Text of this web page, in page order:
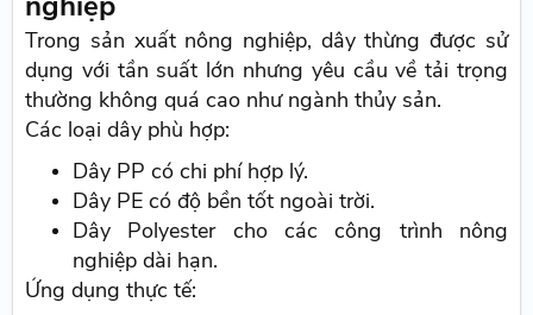
Trong sản xuất nông nghiệp, dây thừng được sử
dụng với tần suất lớn nhưng yêu cầu về tải trọng
thường không quá cao như ngành thủy sản.
Các loại dây phù hợp:
Dây PP có chi phí hợp lý.
Dây PE có độ bền tốt ngoài trời.
Dây Polyester cho các công trình nông
nghiệp dài hạn.
Ứng dụng thực tế: